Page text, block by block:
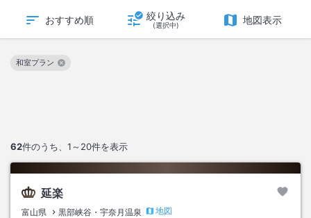
おすすめ順 絞り込み
(選択中) 地図表示
62件のうち、 1～20件を表示
和室プラン
この絞り込み条件を解除
延楽
富山県 黒部峡谷・宇奈月温泉
地図